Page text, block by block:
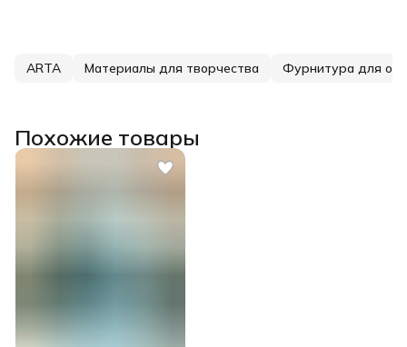
ARTA Материалы для творчества Фурнитура для
Похожие товары